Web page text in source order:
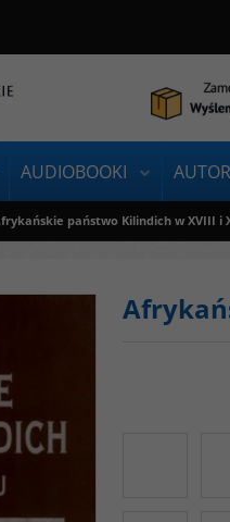
AUDIOBOOKI
państwo Kilindich w XVIII i